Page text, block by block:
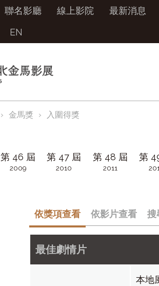
聯名影廳 線上影院
最新消息
EN
金馬獎 入圍得獎
第 46 屆
2009
第 47 屆
2010
第 48 屆
2011
第
第 63 屆
2026
依獎項查看 依影片查看 搜
最佳劇情片
本地